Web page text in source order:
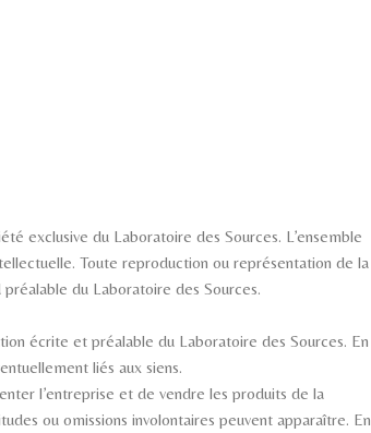
exclusive du Laboratoire des Sources. L’ensemble
Toute reproduction ou représentation de la
du Laboratoire des Sources.
écrite et préalable du Laboratoire des Sources. En
liés aux siens.
l’entreprise et de vendre les produits de la
ou omissions involontaires peuvent apparaître. En